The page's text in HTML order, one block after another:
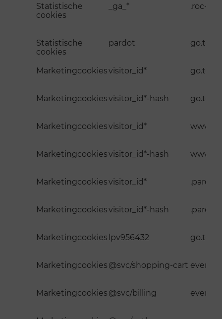
Statistische
cookies
_ga_* .roc-
Statistische
cookies
pardot
Marketingcookiesvisitor_id*
Marketingcookiesvisitor_id*-hash
Marketingcookiesvisitor_id*
Marketingcookiesvisitor_id*-hash
Marketingcookiesvisitor_id*
Marketingcookiesvisitor_id*-hash
Marketingcookieslpv956432
Marketingcookies@svc/shopping-cart
Marketingcookies@svc/billing